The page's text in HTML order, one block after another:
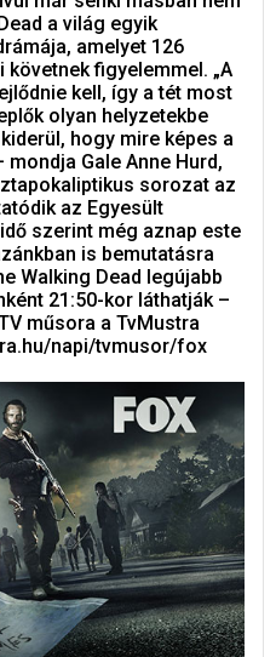
a világ egyik
amelyet 126
figyelemmel. „A
kell, így a tét most
olyan helyzetekbe
hogy mire képes a
Gale Anne Hurd,
sorozat az
az Egyesült
szerint még aznap este
is bemutatásra
Walking Dead legújabb
21:50-kor láthatják –
műsora a TvMustra
napi/tvmusor/fox